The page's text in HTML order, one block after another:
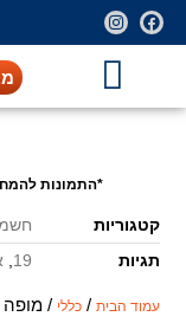
*התמונות
קטגוריות
תגיות
19
עמוד הבית /כללי / מופה